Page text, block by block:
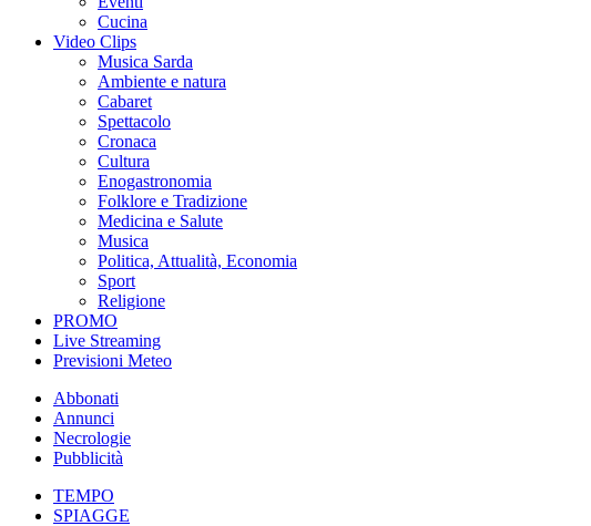
Cucina
Video Clips
Musica Sarda
Ambiente e natura
Cabaret
Spettacolo
Cronaca
Cultura
Enogastronomia
Folklore e Tradizione
Medicina e Salute
Musica
Politica, Attualità, Economia
Sport
Religione
PROMO
Live Streaming
Previsioni Meteo
Abbonati
Annunci
Necrologie
Pubblicità
TEMPO
SPIAGGE